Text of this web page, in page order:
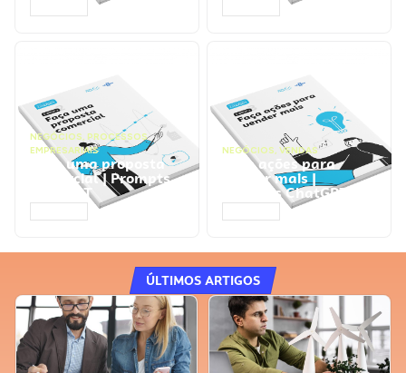
NEGÓCIOS, PROCESSOS
EMPRESARIAIS
Faça uma proposta
comercial | Prompts
ChatGPT
NEGÓCIOS, VENDAS
Faça ações para
vender mais |
Prompts ChatGPT
ÚLTIMOS ARTIGOS